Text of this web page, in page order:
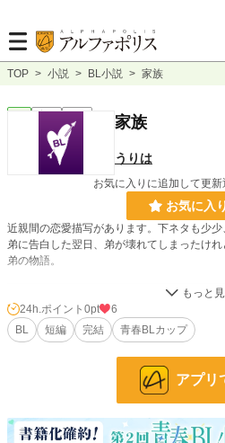
TOP > 小説 > BL小説 > 家族
完結 短編 家族
うりは
お気に入りに追加して更新
お気に入
近親間の恋愛描写があります。下ネタも少少
弟に告白した翌日、弟が壊れてしまったけ
弟の物語。
228,747 位 / 228,747 件
BL 31,416 位 / 31,416 件
文字数 11,888
24h.ポイント 0pt
6
BL
短編 完結 青春BLカップ​
アプリ